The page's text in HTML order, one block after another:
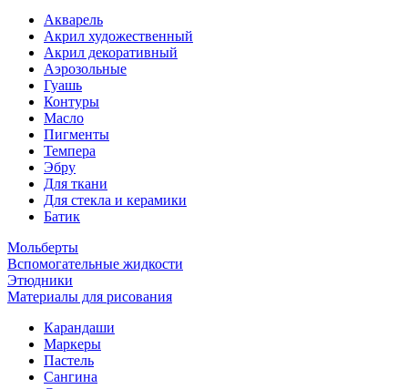
Акварель
Акрил художественный
Акрил декоративный
Аэрозольные
Гуашь
Контуры
Масло
Пигменты
Темпера
Эбру
Для ткани
Для стекла и керамики
Батик
Мольберты
Вспомогательные жидкости
Этюдники
Материалы для рисования
Карандаши
Маркеры
Пастель
Сангина